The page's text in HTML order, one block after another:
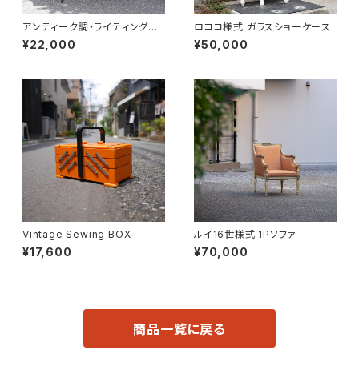
アンティーク調・ライティングデ
スク
¥22,000
ロココ様式 ガラスショーケース
¥50,000
Vintage Sewing BOX
¥17,600
ルイ16世様式 1Pソファ
¥70,000
商品一覧に戻る